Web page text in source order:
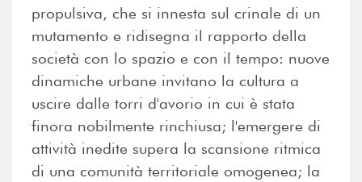
propulsiva, che si innesta sul crinale di un
mutamento e ridisegna il rapporto della
società con lo spazio e con il tempo: nuove
dinamiche urbane invitano la cultura a
uscire dalle torri d'avorio in cui è stata
finora nobilmente rinchiusa; l'emergere di
attività inedite supera la scansione ritmica
di una comunità territoriale omogenea; la